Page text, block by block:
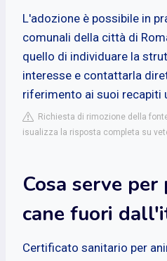
L'adozione è possibile in
comunali della città di
quello di individuare la
interesse e contattarla
riferimento ai suoi recapiti
Richiesta di rimozione della
isualizza la risposta completa su
Cosa serve
cane fuori
Certificato sanitario per